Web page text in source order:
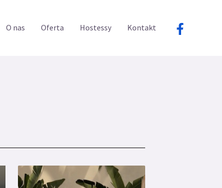
O nas Oferta Hostessy Kontakt